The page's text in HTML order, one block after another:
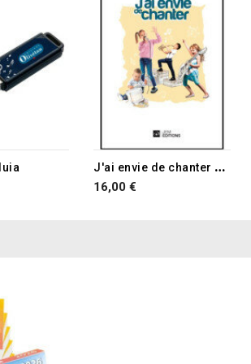
J
'ai envie de chanter - Chants 197 à 235
16,00 €